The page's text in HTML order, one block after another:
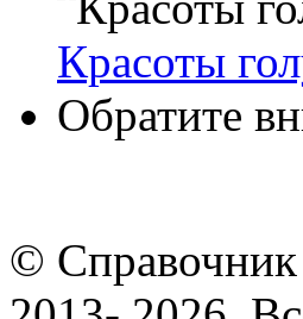
Красоты
Обратите
© Cправочник